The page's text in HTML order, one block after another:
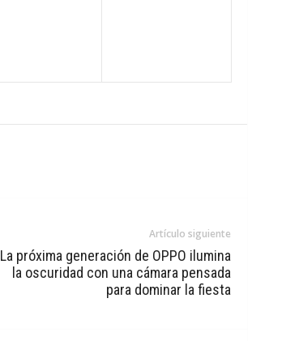
Artículo siguiente
La próxima generación de OPPO ilumina
la oscuridad con una cámara pensada
para dominar la fiesta